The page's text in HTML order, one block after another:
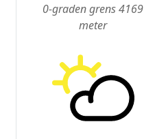
0-graden grens 4169
meter